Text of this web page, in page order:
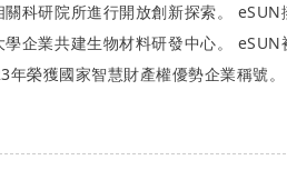
關科研院所進行開放創新探索。
企業共建生物材料研發中心。
年榮獲國家智慧財產權優勢企業稱號。